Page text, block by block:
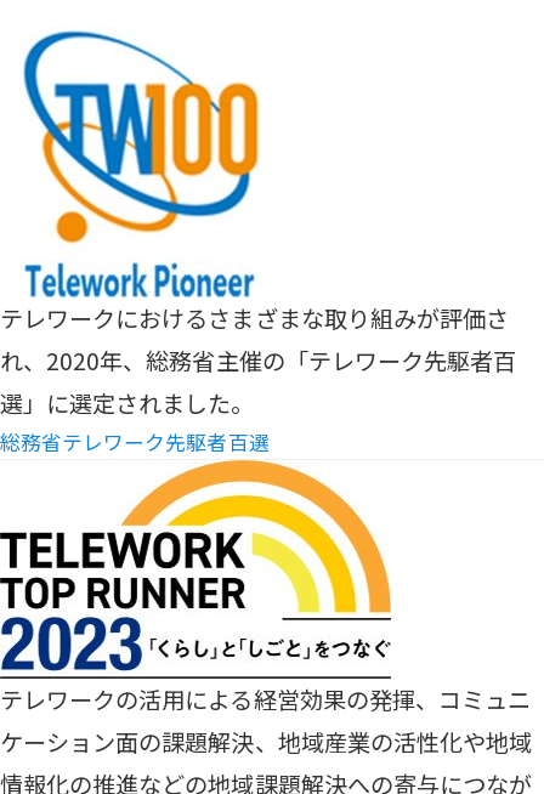
テレワークにおけるさまざまな取り組みが評価さ
れ、2020年、総務省主催の「テレワーク先駆者百
選」に選定されました。
総務省テレワーク先駆者百選
テレワークの活用による経営効果の発揮、コミュニ
ケーション面の課題解決、地域産業の活性化や地域
情報化の推進などの地域課題解決への寄与につなが